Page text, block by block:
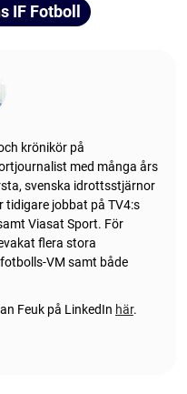
IF Fotboll
krönikör på
med många års
svenska idrottsstjärnor
tidigare jobbat på TV4:s
Viasat Sport. För
flera stora
VM samt både
Feuk på LinkedIn här.